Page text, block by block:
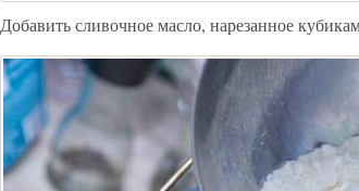
Добавить сливочное масло, нарезанное